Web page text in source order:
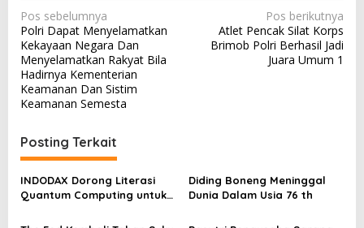
N
a
v
i
g
s
i
p
o
Pos sebelumnya
Polri Dapat Menyelamatkan
Kekayaan Negara Dan
Menyelamatkan Rakyat Bila
Hadirnya Kementerian
Keamanan Dan Sistim
Keamanan Semesta
Pos berikutnya
Atlet Pencak Silat Korps
Brimob Polri Berhasil Jadi
Juara Umum 1
Posting Terkait
INDODAX Dorong Literasi
Quantum Computing untuk
Blockchain
Diding Boneng Meninggal
Dunia Dalam Usia 76 th